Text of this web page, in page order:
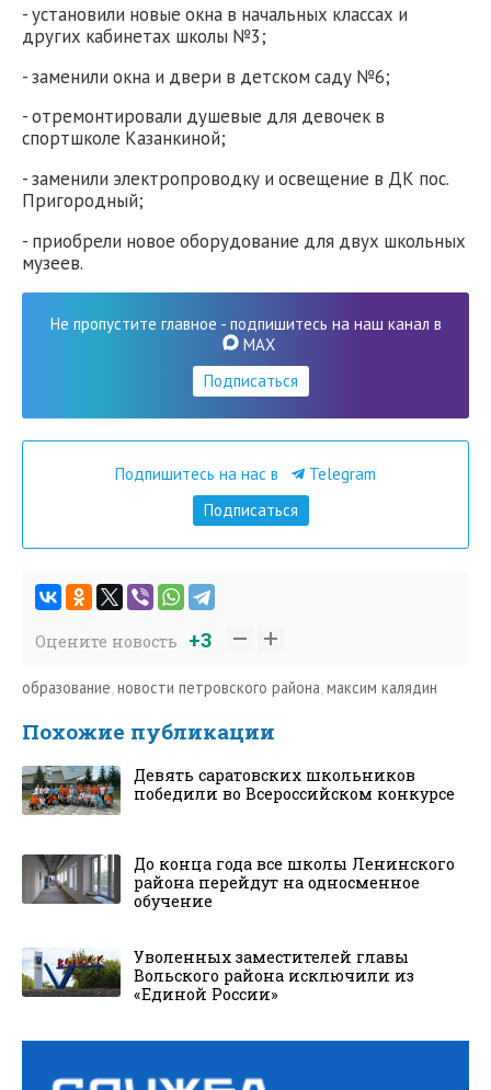
- установили новые окна в начальных классах и
других кабинетах школы №3;
- заменили окна и двери в детском саду №6;
- отремонтировали душевые для девочек в
спортшколе Казанкиной;
- заменили электропроводку и освещение в ДК пос.
Пригородный;
- приобрели новое оборудование для двух школьных
музеев.
Не пропустите главное - подпишитесь на наш канал в
MAX
Подписаться
Подпишитесь на нас в
Telegram
Подписаться
Оцените новость +3
образование,новости петровского района,максим калядин
Похожие публикации
Девять саратовских школьников
победили во Всероссийском конкурсе
До конца года все школы Ленинского
района перейдут на односменное
обучение
Уволенных заместителей главы
Вольского района исключили из
«Единой России»